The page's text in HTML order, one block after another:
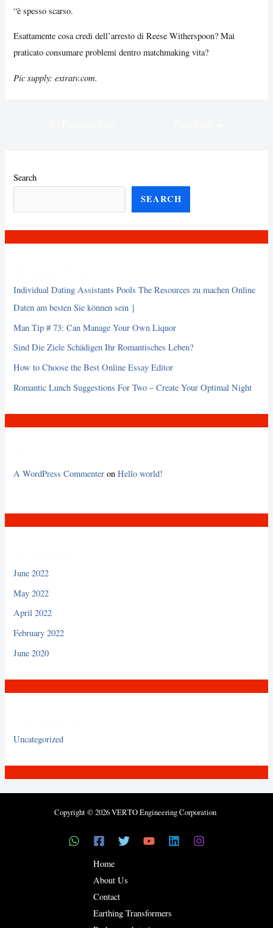
“è spesso scarso.
Esattamente cosa credi dell’arresto di Reese Witherspoon? Mai
praticato consumare problemi dentro matchmaking vita?
Pic supply: extratv.com.
Search
SEARCH
Individual Dating Assistants Pools The Resources zu machen Online
Daten am besten Sie können sein }
Man Tip # 73: Can Manage Your Own Liquor
Sind Die Ziele Schädigen Ihr Romantisches Leben?
How to Choose the Best Online Essay Editor
Romantic Lunch Suggestions For Two – Create Your Optimal Night
A WordPress Commenter onHello world!
June 2022
May 2022
April 2022
February 2022
June 2020
Uncategorized
Copyright © 2026 VERTO Engineering Corporation
Home
About Us
Contact
Earthing Transformers